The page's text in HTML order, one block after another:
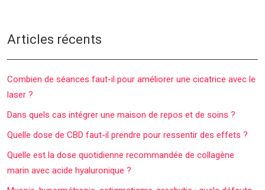
Articles récents
Combien de séances faut-il pour améliorer une cicatrice avec le
laser ?
Dans quels cas intégrer une maison de repos et de soins ?
Quelle dose de CBD faut-il prendre pour ressentir des effets ?
Quelle est la dose quotidienne recommandée de collagène
marin avec acide hyaluronique ?